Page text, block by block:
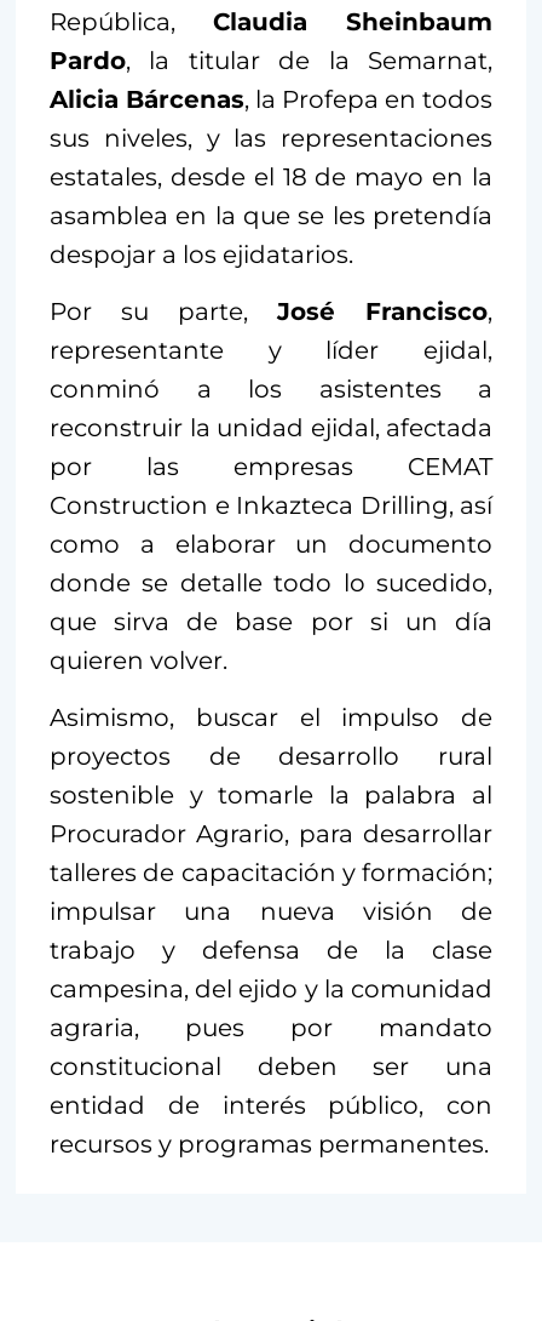
República, Claudia Sheinbaum
Pardo, la titular de la Semarnat,
Alicia Bárcenas, la Profepa en todos
sus niveles, y las representaciones
estatales, desde el 18 de mayo en la
asamblea en la que se les pretendía
despojar a los ejidatarios.
Por su parte,José Francisco,
representante y líder ejidal,
conminó a los asistentes a
reconstruir la unidad ejidal, afectada
por las empresas CEMAT
Construction e Inkazteca Drilling, así
como a elaborar un documento
donde se detalle todo lo sucedido,
que sirva de base por si un día
quieren volver.
Asimismo, buscar el impulso de
proyectos de desarrollo rural
sostenible y tomarle la palabra al
Procurador Agrario, para desarrollar
talleres de capacitación y formación;
impulsar una nueva visión de
trabajo y defensa de la clase
campesina, del ejido y la comunidad
agraria, pues por mandato
constitucional deben ser una
entidad de interés público, con
recursos y programas permanentes.